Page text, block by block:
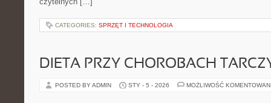
CATEGORIES: SPRZĘT I TECHNOLOGIA
DIETA PRZY CHOROBACH
POSTED BY ADMIN STY - 5 - 2026 MOŻLIWOŚĆ